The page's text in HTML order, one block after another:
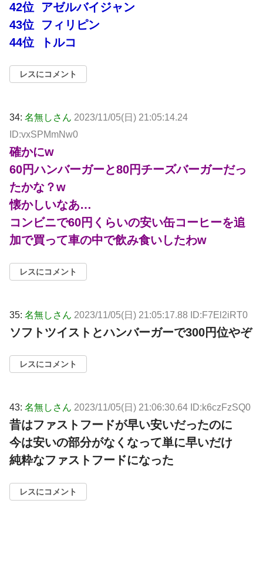
42位 アゼルバイジャン
43位 フィリピン
44位 トルコ
レスにコメント
34: 名無しさん 2023/11/05(日) 21:05:14.24
ID:vxSPMmNw0
確かにw
60円ハンバーガーと80円チーズバーガーだっ
たかな？w
懐かしいなあ…
コンビニで60円くらいの安い缶コーヒーを追
加で買って車の中で飲み食いしたわw
レスにコメント
35: 名無しさん 2023/11/05(日) 21:05:17.88 ID:F7El2iRT0
ソフトツイストとハンバーガーで300円位やぞ
レスにコメント
43: 名無しさん 2023/11/05(日) 21:06:30.64 ID:k6czFzSQ0
昔はファストフードが早い安いだったのに
今は安いの部分がなくなって単に早いだけ
純粋なファストフードになった
レスにコメント